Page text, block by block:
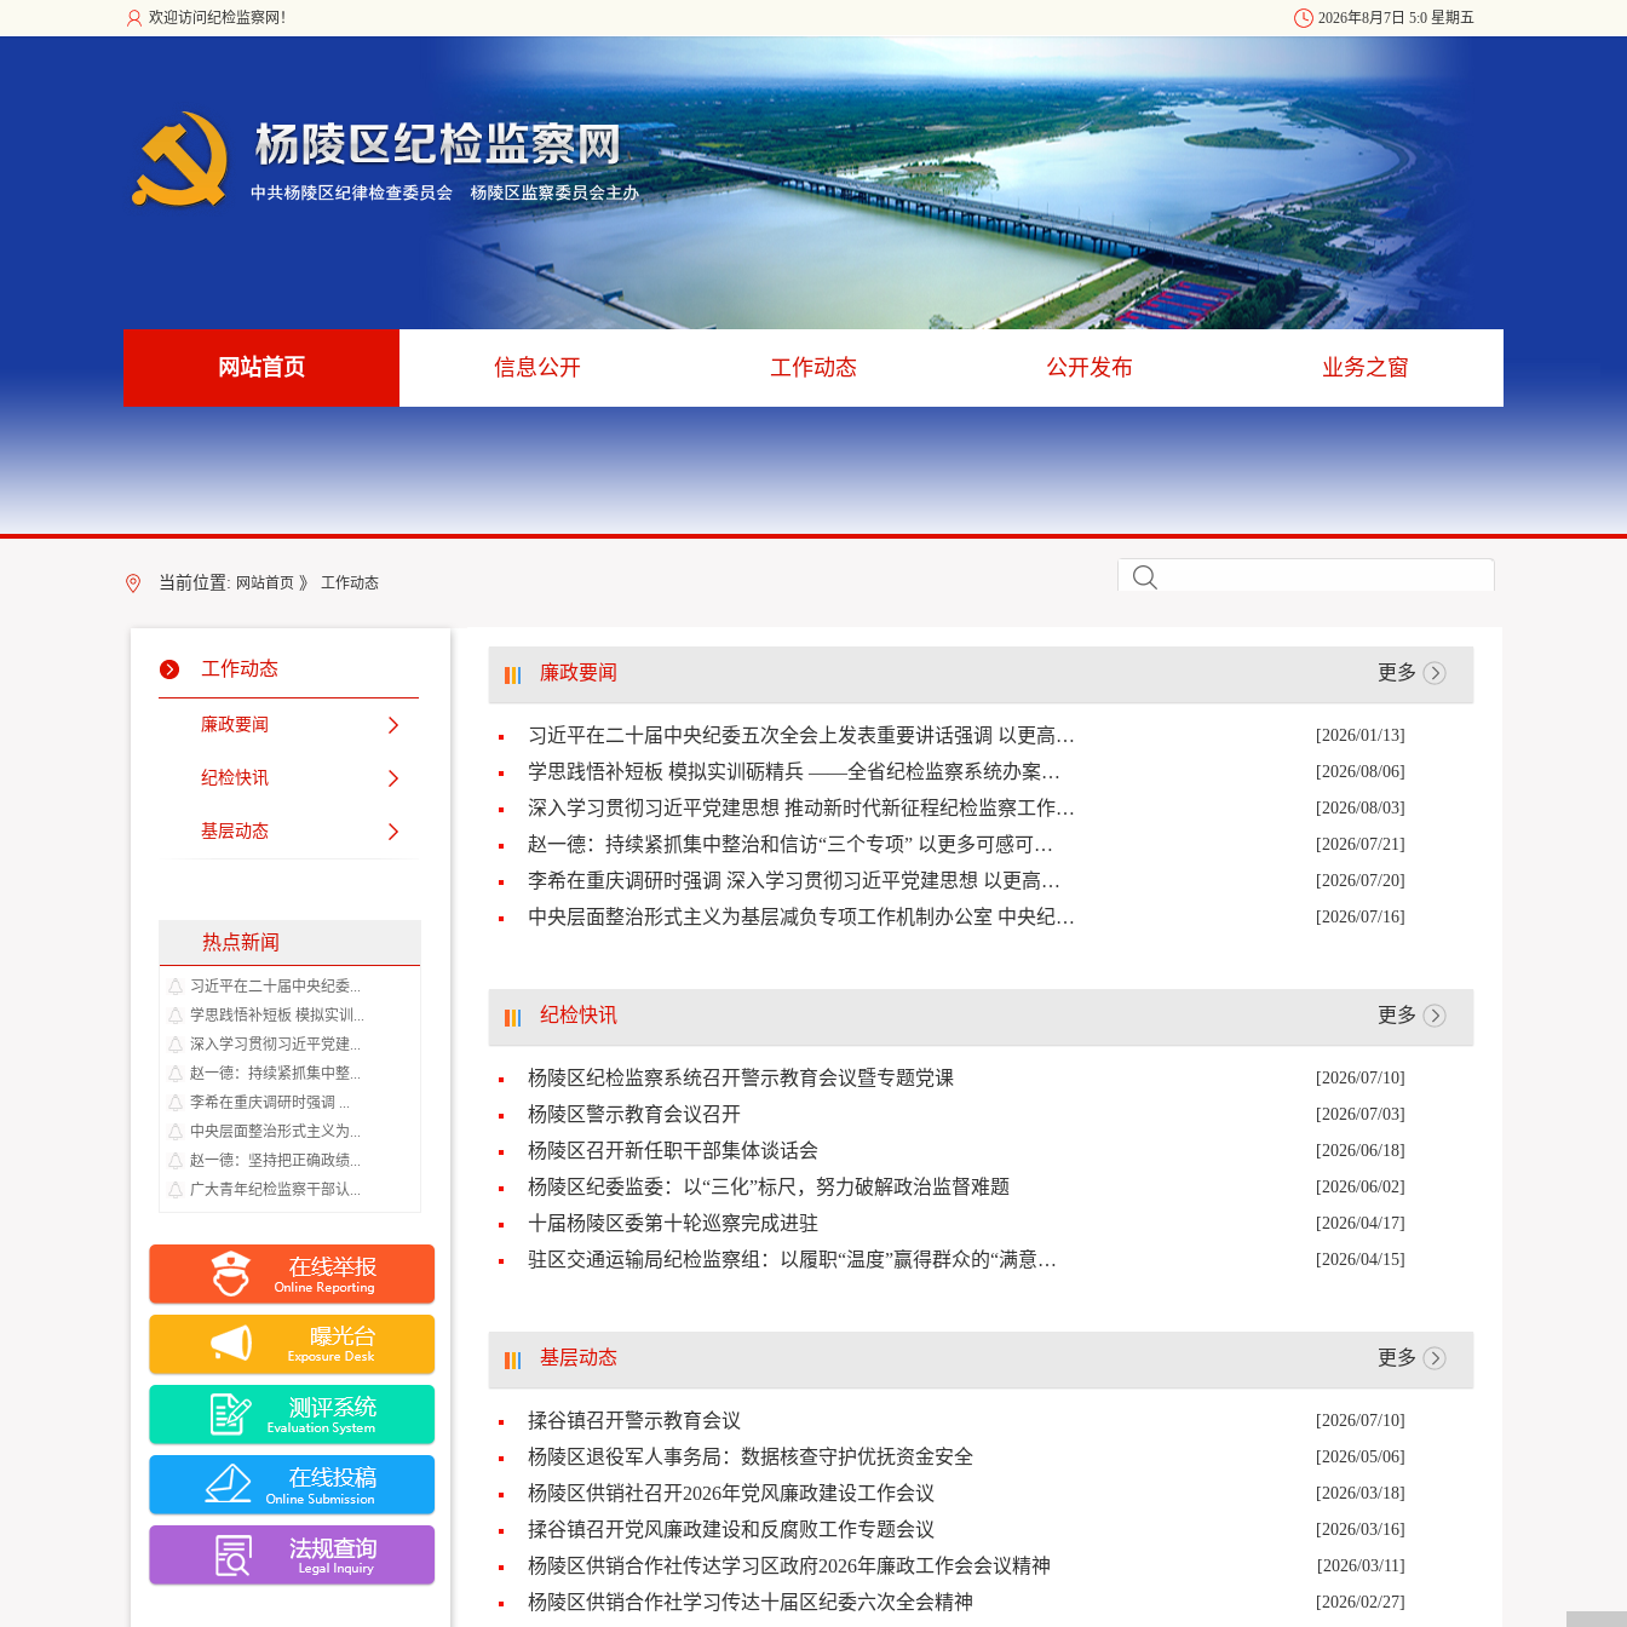
欢迎访问纪检监察网！ 2026年8月7日 5:0 星期五
网站首页 信息公开 工作动态 公开发布 业务之窗
当前位置: 网站首页 》 工作动态
工作动态
廉政要闻
纪检快讯
基层动态
热点新闻
习近平在二十届中央纪委...
学思践悟补短板 模拟实训...
深入学习贯彻习近平党建...
赵一德：持续紧抓集中整...
李希在重庆调研时强调 ...
中央层面整治形式主义为...
赵一德：坚持把正确政绩...
广大青年纪检监察干部认...
廉政要闻 更多
习近平在二十届中央纪委五次全会上发表重要讲话强调 以更高… [2026/01/13]
学思践悟补短板 模拟实训砺精兵 ——全省纪检监察系统办案… [2026/08/06]
深入学习贯彻习近平党建思想 推动新时代新征程纪检监察工作… [2026/08/03]
赵一德：持续紧抓集中整治和信访“三个专项” 以更多可感可… [2026/07/21]
李希在重庆调研时强调 深入学习贯彻习近平党建思想 以更高… [2026/07/20]
中央层面整治形式主义为基层减负专项工作机制办公室 中央纪… [2026/07/16]
纪检快讯 更多
杨陵区纪检监察系统召开警示教育会议暨专题党课 [2026/07/10]
杨陵区警示教育会议召开 [2026/07/03]
杨陵区召开新任职干部集体谈话会 [2026/06/18]
杨陵区纪委监委：以“三化”标尺，努力破解政治监督难题 [2026/06/02]
十届杨陵区委第十轮巡察完成进驻 [2026/04/17]
驻区交通运输局纪检监察组：以履职“温度”赢得群众的“满意… [2026/04/15]
基层动态 更多
揉谷镇召开警示教育会议 [2026/07/10]
杨陵区退役军人事务局：数据核查守护优抚资金安全 [2026/05/06]
杨陵区供销社召开2026年党风廉政建设工作会议 [2026/03/18]
揉谷镇召开党风廉政建设和反腐败工作专题会议 [2026/03/16]
杨陵区供销合作社传达学习区政府2026年廉政工作会会议精神 [2026/03/11]
杨陵区供销合作社学习传达十届区纪委六次全会精神 [2026/02/27]